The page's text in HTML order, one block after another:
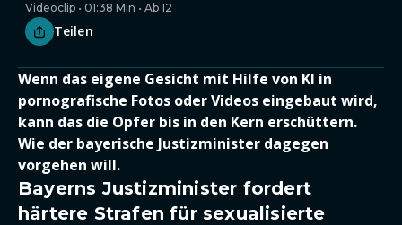
Videoclip • 01:38 Min • Ab 12
Teilen
Wenn das eigene Gesicht mit Hilfe von KI in
pornografische Fotos oder Videos eingebaut wird,
kann das die Opfer bis in den Kern erschüttern.
Wie der bayerische Justizminister dagegen
vorgehen will.
Bayerns Justizminister fordert
härtere Strafen für sexualisierte